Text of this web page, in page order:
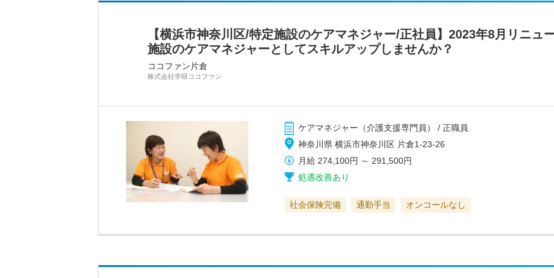
【横浜市神奈川区/特定施設のケアマネジャー/正社員】2023年8月リニュ
施設のケアマネジャーとしてスキルアップしませんか？
ココファン片倉
株式会社学研ココファン
ケアマネジャー（介護支援専門員） / 正職員
神奈川県 横浜市神奈川区 片倉1-23-26
月給 274,100円 ～ 291,500円
処遇改善あり
社会保険完備 通勤手当 オンコールなし